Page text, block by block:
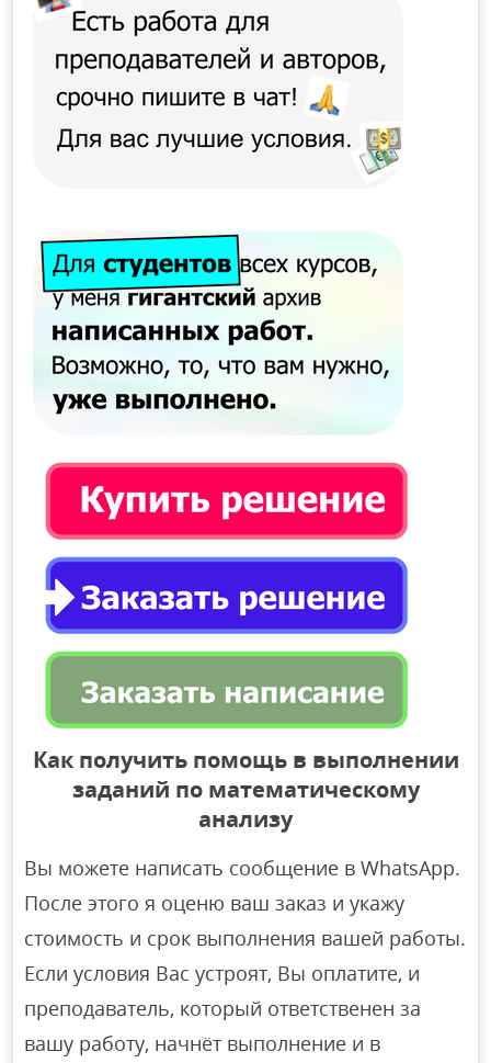
Как получить помощь в выполнении
заданий по математическому
анализу
Вы можете написать сообщение в WhatsApp.
После этого я оценю ваш заказ и укажу
стоимость и срок выполнения вашей работы.
Если условия Вас устроят, Вы оплатите, и
преподаватель, который ответственен за
вашу работу, начнёт выполнение и в